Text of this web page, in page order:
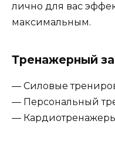
лично для вас
максимальным.
Тренажерный
— Силовые
— Персональный
—